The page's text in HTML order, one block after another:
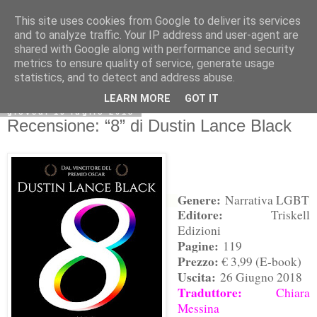
giovedì 19 luglio 2018
Recensione: “8” di Dustin Lance Black
Genere: Narrativa LGBT
Editore: Triskell
Edizioni
Pagine: 119
Prezzo: € 3,99 (E-book)
Uscita: 26 Giugno 2018
Traduttore: Chiara
Messina
This site uses cookies from Google to deliver its services
and to analyze traffic. Your IP address and user-agent are
shared with Google along with performance and security
metrics to ensure quality of service, generate usage
statistics, and to detect and address abuse.
LEARN MORE GOT IT